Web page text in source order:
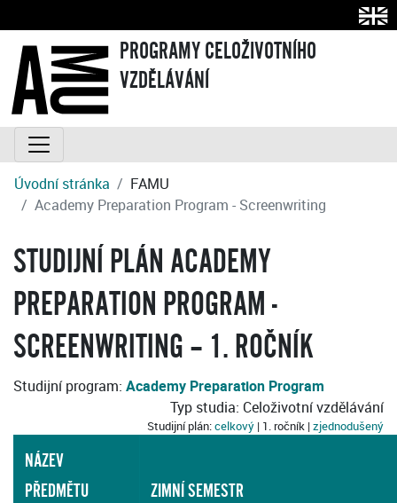
PROGRAMY CELOŽIVOTNÍHO
VZDĚLÁVÁNÍ
Úvodní stránka
FAMU
Academy Preparation Program - Screenwriting
STUDIJNÍ PLÁN ACADEMY
PREPARATION PROGRAM -
SCREENWRITING – 1. ROČNÍK
Studijní program: Academy Preparation Program
Typ studia: Celoživotní vzdělávání
Studijní plán:celkový | 1. ročník |zjednodušený
NÁZEV
PŘEDMĚTU
ZIMNÍ SEMESTR